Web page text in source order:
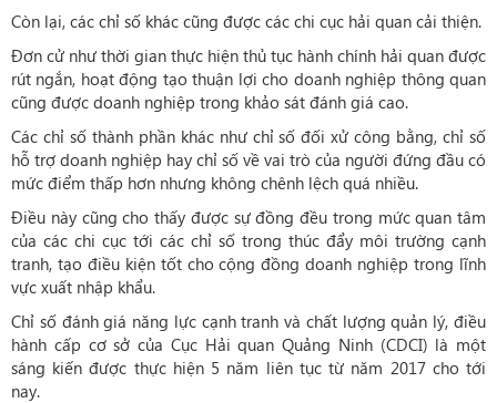
Còn lại, các chỉ số khác cũng được các chi cục hải quan cải thiện.
Đơn cử như thời gian thực hiện thủ tục hành chính hải quan được
rút ngắn, hoạt động tạo thuận lợi cho doanh nghiệp thông quan
cũng được doanh nghiệp trong khảo sát đánh giá cao.
Các chỉ số thành phần khác như chỉ số đối xử công bằng, chỉ số
hỗ trợ doanh nghiệp hay chỉ số về vai trò của người đứng đầu có
mức điểm thấp hơn nhưng không chênh lệch quá nhiều.
Điều này cũng cho thấy được sự đồng đều trong mức quan tâm
của các chi cục tới các chỉ số trong thúc đẩy môi trường cạnh
tranh, tạo điều kiện tốt cho cộng đồng doanh nghiệp trong lĩnh
vực xuất nhập khẩu.
Chỉ số đánh giá năng lực cạnh tranh và chất lượng quản lý, điều
hành cấp cơ sở của Cục Hải quan Quảng Ninh (CDCI) là một
sáng kiến được thực hiện 5 năm liên tục từ năm 2017 cho tới
nay.